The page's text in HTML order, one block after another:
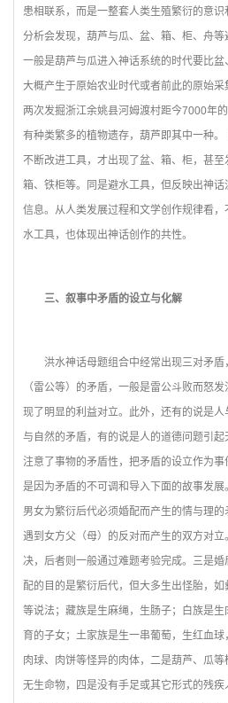
患相联系，而是一整套人类生殖繁衍的意
分析会发现，葫芦与瓜、盆、箱、柜、舟等
一般是葫芦与瓜进入神话系统的时代要比盆
大概产生于原始农业时代或者前此的原始采
两次发掘浙江余姚县河姆渡村距今7000年
有种类繁多的植物遗存，葫芦即其中一种
不断改进工具，才出现了盆、箱、柜，甚
箱、铁柜等。同是避水工具，但反映出神
信息。从人类发展过程和文学创作规律看
水工具，也体现出神话创作的共性。
三、叙事中矛盾的设立与化解
洪水神话母题组合中经常出现三对矛
（雷公等）的矛盾，一般是雷公斗败而怒
现了明显的利益对立。此外，还有的说是
与自然的矛盾，有的说是人的道德问题引
注意了事物的矛盾性，把矛盾的设立作为
是因为矛盾的不可调和导入下面的故事发
男女为繁衍后代必须婚配而产生的情与理
遇到女方父（母）的反对而产生的双方对
决，后者则一般通过难题考验完成。三是
配的目的是繁衍后代，但大多生出怪胎，
等说法；藏族是生麻绳，生肠子；白族是
育的子女；土家族是生一串葡萄，生红血
肉球、肉饼等怪异的肉体，二是葫芦、瓜
无生命物，四是没有手足或其它形式的残